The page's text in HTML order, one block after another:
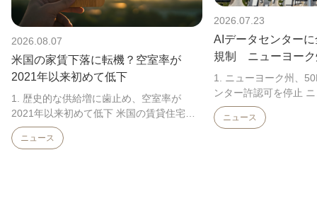
2026.08.07
米国の家賃下落に転機？空室率が
2021年以来初めて低下
1. 歴史的な供給増に歯止め、空室率が
2021年以来初めて低下 米国の賃貸住宅市
場に、長く続いた需給悪化が止まり始めた
可…ニュース
2026.07.23
AIデータセンター
規制 ニューヨーク
めた理由
1. ニューヨーク州、
ンター許認可を停止
シー・ホークル知事
ニュース